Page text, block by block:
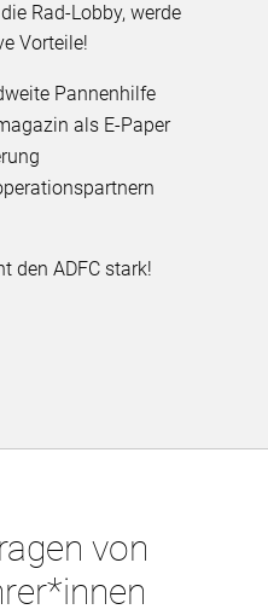
Rad-Lobby, werde
Vorteile!
Pannenhilfe
als E-Paper
den ADFC stark!
von